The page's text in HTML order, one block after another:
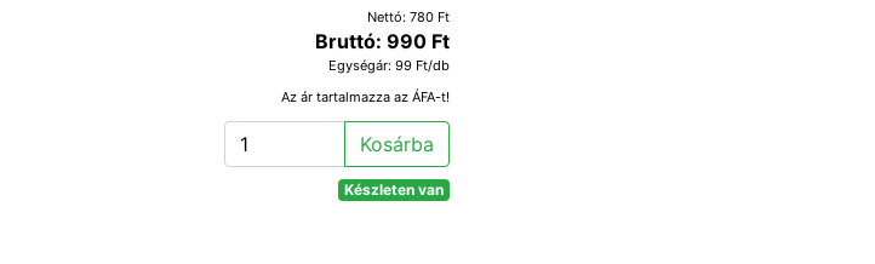
Nettó: 780 Ft
Bruttó: 990 Ft
Egységár: 99 Ft/db
Az ár tartalmazza az ÁFA-t!
Kosárba
Készleten van